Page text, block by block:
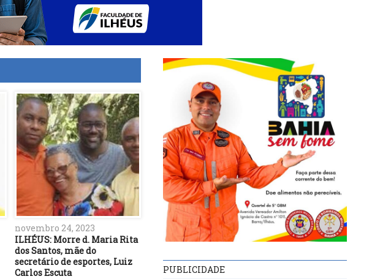
novembro 24, 2023
ILHÉUS: Morre d. Maria Rita
dos Santos, mãe do
secretário de esportes, Luiz
Carlos Escuta
PUBLICIDADE